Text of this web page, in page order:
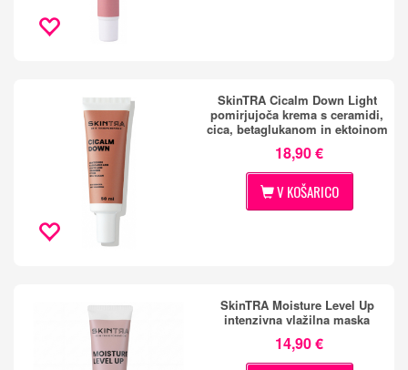
SkinTRA Cicalm Down Light
pomirjujoča krema s ceramidi,
cica, betaglukanom in ektoinom
18,90 €
V KOŠARICO
SkinTRA Moisture Level Up
intenzivna vlažilna maska
14,90 €